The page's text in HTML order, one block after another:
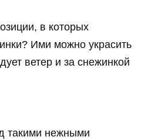
в которых
Ими можно украсить
ветер и за снежинкой
такими нежными